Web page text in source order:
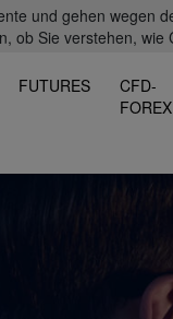
und gehen wegen
ob Sie verstehen,
FUTURES
CFD-
FOREX